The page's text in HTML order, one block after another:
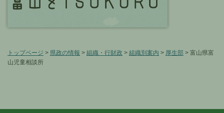
トップページ > 県政の情報 > 組織・行財政 > 組織別案内 > 厚生部 > 富山県富
山児童相談所